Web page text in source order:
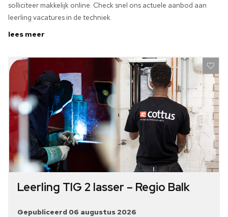
solliciteer makkelijk online. Check snel ons actuele aanbod aan
leerling vacatures in de techniek.
lees meer
Leerling TIG 2 lasser – Regio Balk
Gepubliceerd 06 augustus 2026